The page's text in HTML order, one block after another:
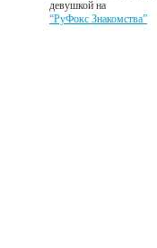
девушкой на
“РуФокс Знакомства”